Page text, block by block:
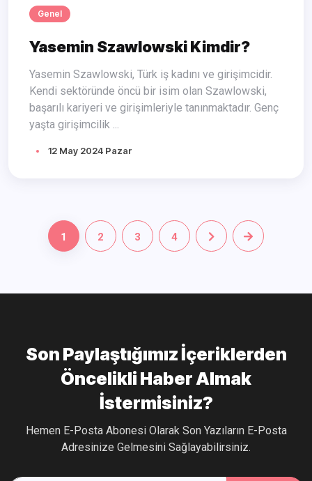
Genel
Yasemin Szawlowski Kimdir?
Yasemin Szawlowski, Türk iş kadını ve girişimcidir.
Kendi sektöründe öncü bir isim olan Szawlowski,
başarılı kariyeri ve girişimleriyle tanınmaktadır. Genç
yaşta girişimcilik ...
12 May 2024 Pazar
1 2 3 4
Son Paylaştığımız İçeriklerden
Öncelikli Haber Almak
İstermisiniz?
Hemen E-Posta Abonesi Olarak Son Yazıların E-Posta
Adresinize Gelmesini Sağlayabilirsiniz.